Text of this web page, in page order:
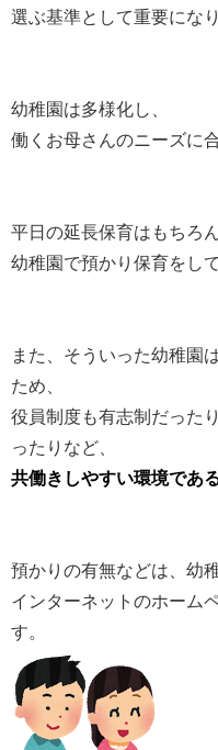
選ぶ基準として重要になり
幼稚園は多様化し、
働くお母さんのニーズに
平日の延長保育はもちろ
幼稚園で預かり保育をし
また、そういった幼稚園
ため、
役員制度も有志制だった
ったりなど、
共働きしやすい環境であ
預かりの有無などは、幼
インターネットのホーム
す。